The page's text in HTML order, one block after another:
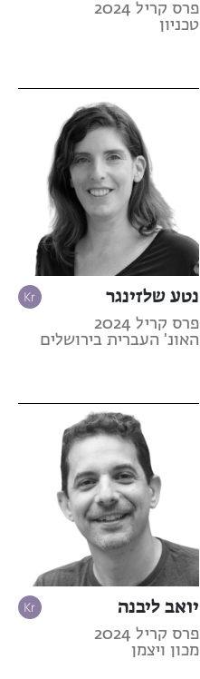
פרס קריל 2024
טכניון
נטע שלזינגר
פרס קריל 2024
האונ' העברית בירושלים
יואב ליבנה
פרס קריל 2024
מכון ויצמן